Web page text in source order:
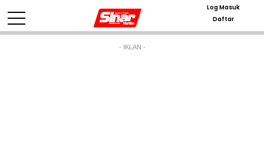
Log Masuk
Daftar
- IKLAN -